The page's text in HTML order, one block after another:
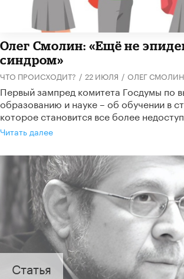
​Олег Смолин: «Ещё не
синдром»
ЧТО ПРОИСХОДИТ? / 22 ИЮЛЯ / ОЛЕГ СМОЛИН
Первый зампред комитета Госдумы по
образованию и науке – об обучении в
которое становится все более
Читать далее
Статья